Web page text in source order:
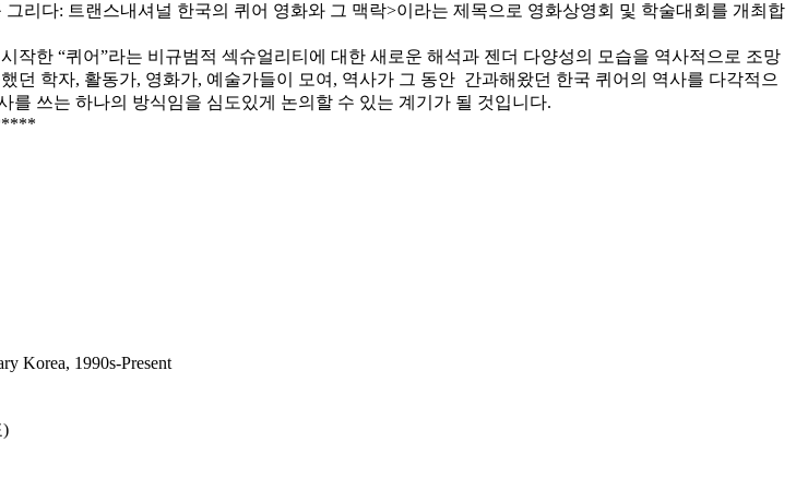
리다: 트랜스내셔널 한국의 퀴어 영화와 그 맥락>이라는 제목으로 영화상영회 및 학술대회를 개최합
작한 “퀴어”라는 비규범적 섹슈얼리티에 대한 새로운 해석과 젠더 다양성의 모습을 역사적으로 조망
학자, 활동가, 영화가, 예술가들이 모여, 역사가 그 동안 간과해왔던 한국 퀴어의 역사를 다각적으
쓰는 하나의 방식임을 심도있게 논의할 수 있는 계기가 될 것입니다.
Korea, 1990s-Present
)